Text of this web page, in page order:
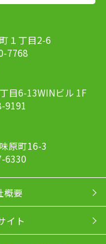
１丁目2-6
7768
目6-13WINビル 1F
9191
原町16-3
6330
概要
イト